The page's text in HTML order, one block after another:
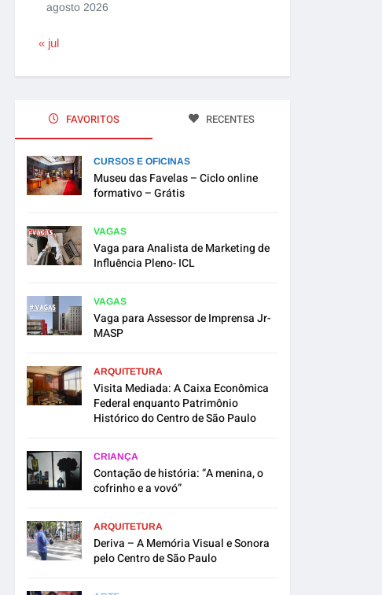
agosto 2026
« jul
FAVORITOS RECENTES
CURSOS E OFICINAS
Museu das Favelas – Ciclo online
formativo – Grátis
VAGAS
Vaga para Analista de Marketing de
Influência Pleno- ICL
VAGAS
Vaga para Assessor de Imprensa Jr-
MASP
ARQUITETURA
Visita Mediada: A Caixa Econômica
Federal enquanto Patrimônio
Histórico do Centro de São Paulo
CRIANÇA
Contação de história: “A menina, o
cofrinho e a vovó”
ARQUITETURA
Deriva – A Memória Visual e Sonora
pelo Centro de São Paulo